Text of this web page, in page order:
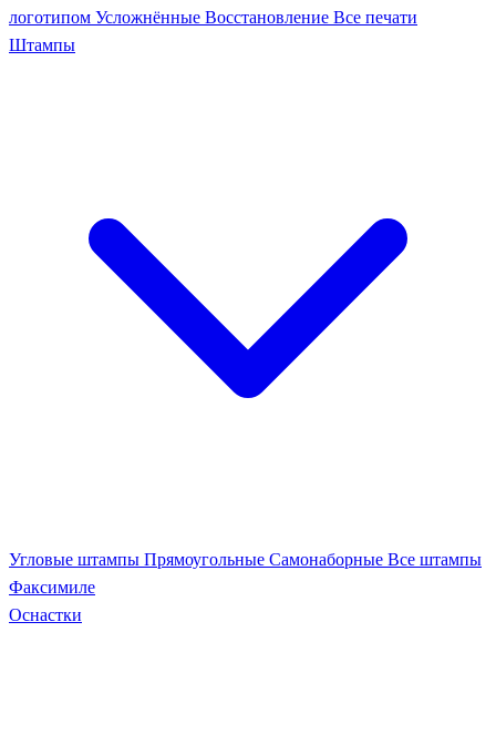
логотипом Усложнённые Восстановление Все печати
Штампы
Угловые штампы Прямоугольные Самонаборные Все штампы
Факсимиле
Оснастки